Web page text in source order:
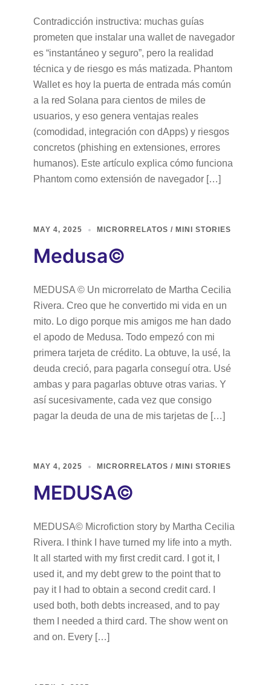
Contradicción instructiva: muchas guías
prometen que instalar una wallet de navegador
es “instantáneo y seguro”, pero la realidad
técnica y de riesgo es más matizada. Phantom
Wallet es hoy la puerta de entrada más común
a la red Solana para cientos de miles de
usuarios, y eso genera ventajas reales
(comodidad, integración con dApps) y riesgos
concretos (phishing en extensiones, errores
humanos). Este artículo explica cómo funciona
Phantom como extensión de navegador […]
MAY 4, 2025 MICRORRELATOS / MINI STORIES
Medusa©
MEDUSA © Un microrrelato de Martha Cecilia
Rivera. Creo que he convertido mi vida en un
mito. Lo digo porque mis amigos me han dado
el apodo de Medusa. Todo empezó con mi
primera tarjeta de crédito. La obtuve, la usé, la
deuda creció, para pagarla conseguí otra. Usé
ambas y para pagarlas obtuve otras varias. Y
así sucesivamente, cada vez que consigo
pagar la deuda de una de mis tarjetas de […]
MAY 4, 2025 MICRORRELATOS / MINI STORIES
MEDUSA©
MEDUSA© Microfiction story by Martha Cecilia
Rivera. I think I have turned my life into a myth.
It all started with my first credit card. I got it, I
used it, and my debt grew to the point that to
pay it I had to obtain a second credit card. I
used both, both debts increased, and to pay
them I needed a third card. The show went on
and on. Every […]